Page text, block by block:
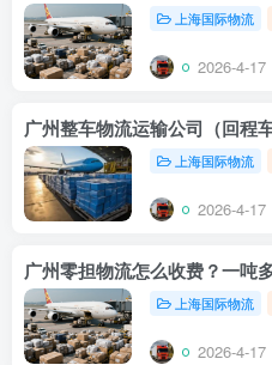
上海国际物流
2026-4-17
广州整车物流运输公司（回程
上海国际物流
2026-4-17
广州零担物流怎么收费？一吨
上海国际物流
2026-4-17